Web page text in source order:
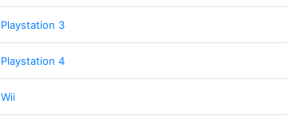
Playstation 3
Playstation 4
Wii